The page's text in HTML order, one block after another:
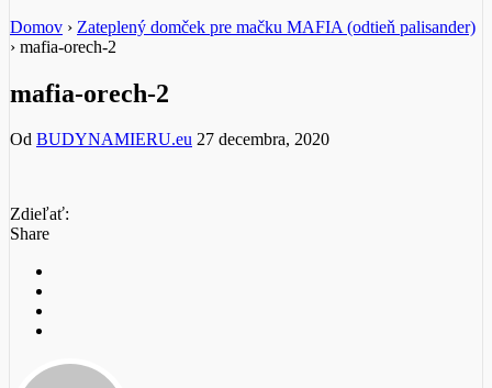
Domov › Zateplený domček pre mačku MAFIA (odtieň palisander)
› mafia-orech-2
mafia-orech-2
Od BUDYNAMIERU.eu 27 decembra, 2020
Zdieľať:
Share